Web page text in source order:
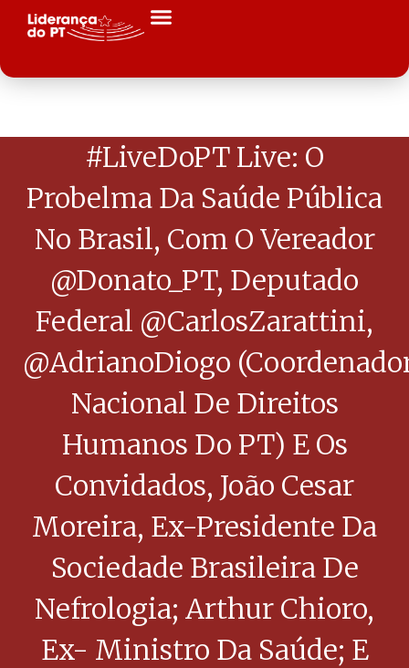
#LiveDoPT Live: O
Probelma Da Saúde Pública
No Brasil, Com O Vereador
@Donato_PT, Deputado
Federal @CarlosZarattini,
@AdrianoDiogo
Nacional De Direitos
Humanos Do PT) E Os
Convidados, João Cesar
Moreira, Ex-Presidente Da
Sociedade Brasileira De
Nefrologia; Arthur Chioro,
Ex- Ministro Da Saúde; E